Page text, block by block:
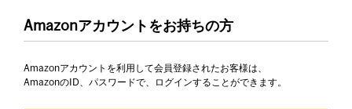
Amazonアカウントをお持ちの方
Amazonアカウントを利用して会員登録されたお客様は、
AmazonのID、パスワードで、ログインすることができます。